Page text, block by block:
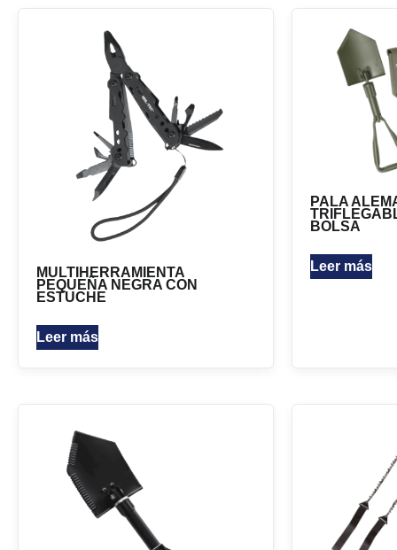
MULTIHERRAMIENTA
PEQUEÑA NEGRA CON
ESTUCHE
Leer más
PALA
BOLSA
Leer más